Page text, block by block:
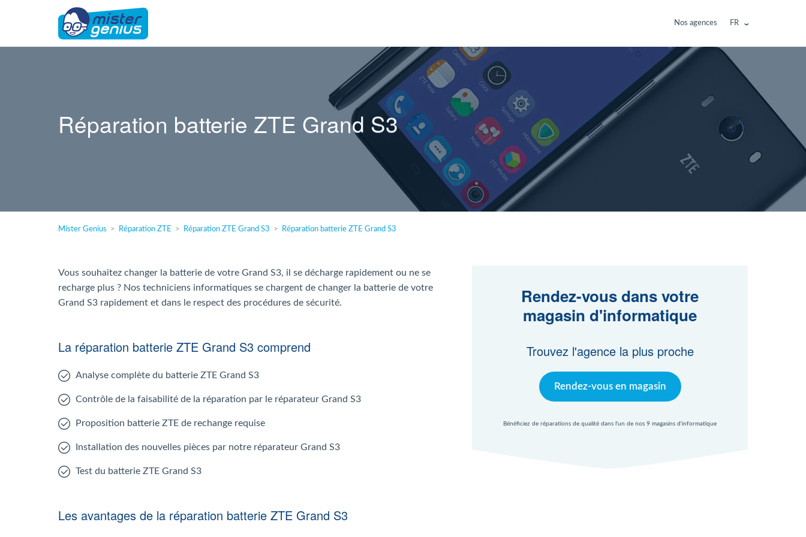
Nos agences FR
Réparation batterie ZTE Grand S3
Mister Genius Réparation ZTE Réparation ZTE Grand S3 Réparation batterie ZTE Grand S3
Vous souhaitez changer la batterie de votre Grand S3, il se décharge rapidement ou ne se
recharge plus ? Nos techniciens informatiques se chargent de changer la batterie de votre
Grand S3 rapidement et dans le respect des procédures de sécurité.
Rendez-vous dans votre
magasin d'informatique
Trouvez l'agence la plus proche
Rendez-vous en magasin
Bénéficiez de réparations de qualité dans l'un de nos 9 magasins d'informatique
La réparation batterie ZTE Grand S3 comprend
Analyse complète du batterie ZTE Grand S3
Contrôle de la faisabilité de la réparation par le réparateur Grand S3
Proposition batterie ZTE de rechange requise
Installation des nouvelles pièces par notre réparateur Grand S3
Test du batterie ZTE Grand S3
Les avantages de la réparation batterie ZTE Grand S3